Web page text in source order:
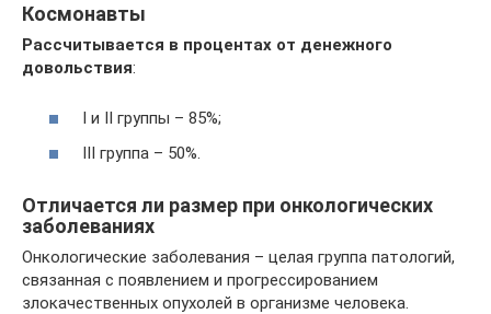
Космонавты
Рассчитывается в процентах от денежного
довольствия:
I и II группы – 85%;
III группа – 50%.
Отличается ли размер при онкологических
заболеваниях
Онкологические заболевания – целая группа патологий,
связанная с появлением и прогрессированием
злокачественных опухолей в организме человека.